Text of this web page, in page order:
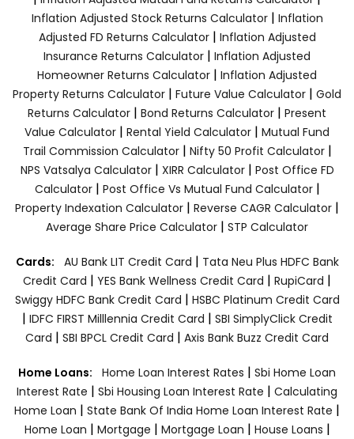
Inflation Adjusted Stock Returns Calculator| Inflation
Adjusted FD Returns Calculator| Inflation Adjusted
Insurance Returns Calculator | Inflation Adjusted
Homeowner Returns Calculator | Inflation Adjusted
Property Returns Calculator | Future Value Calculator | Gold
Returns Calculator | Bond Returns Calculator | Present
Value Calculator | Rental Yield Calculator | Mutual Fund
Trail Commission Calculator| Nifty 50 Profit Calculator|
NPS Vatsalya Calculator| XIRR Calculator| Post Office FD
Calculator| Post Office Vs Mutual Fund Calculator|
Property Indexation Calculator | Reverse CAGR Calculator |
Average Share Price Calculator | STP Calculator
Cards: AU Bank LIT Credit Card | Tata Neu Plus HDFC Bank
Credit Card | YES Bank Wellness Credit Card | RupiCard |
Swiggy HDFC Bank Credit Card | HSBC Platinum Credit Card
| IDFC FIRST Milllennia Credit Card | SBI SimplyClick Credit
Card | SBI BPCL Credit Card | Axis Bank Buzz Credit Card
Home Loans: Home Loan Interest Rates | Sbi Home Loan
Interest Rate | Sbi Housing Loan Interest Rate | Calculating
Home Loan | State Bank Of India Home Loan Interest Rate |
Home Loan | Mortgage | Mortgage Loan | House Loans |